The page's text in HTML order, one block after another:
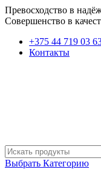
Превосходство в
Совершенство в
+375 44 719 03
Контакты
Выбрать Категорию